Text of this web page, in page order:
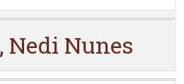
Nedi Nunes